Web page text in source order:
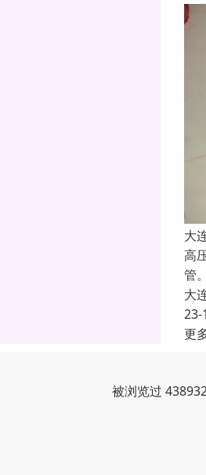
大
高
管
大
23-
更
被浏览过